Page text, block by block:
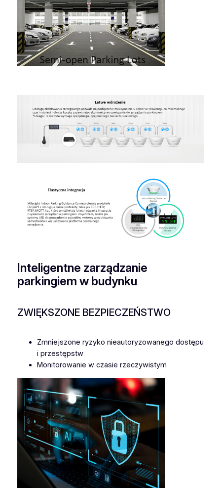
Inteligentne zarządzanie
parkingiem w budynku
ZWIĘKSZONE BEZPIECZEŃSTWO
Zmniejszone ryzyko nieautoryzowanego dostępu
i przestępstw
Monitorowanie w czasie rzeczywistym